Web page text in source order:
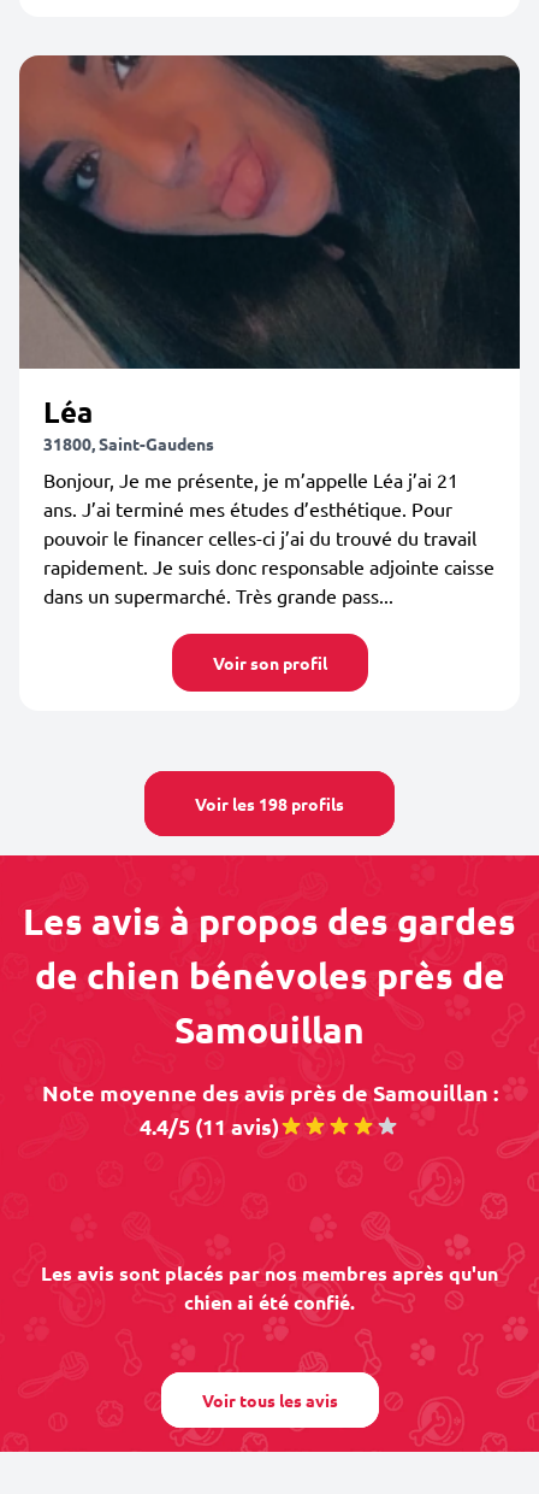
Léa
31800, Saint-Gaudens
Bonjour, Je me présente, je m’appelle Léa j’ai 21
ans. J’ai terminé mes études d’esthétique. Pour
pouvoir le financer celles-ci j’ai du trouvé du travail
rapidement. Je suis donc responsable adjointe caisse
dans un supermarché. Très grande pass...
Voir son profil
Voir les 198 profils
Les avis à propos des gardes
de chien bénévoles près de
Samouillan
Note moyenne des avis près de Samouillan :
4.4/5 (11 avis)
Les avis sont placés par nos membres après qu'un
chien ai été confié.
Voir tous les avis